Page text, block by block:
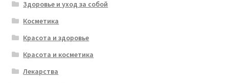
Здоровье и уход за собой
Косметика
Красота и здоровье
Красота и косметика
Лекарства